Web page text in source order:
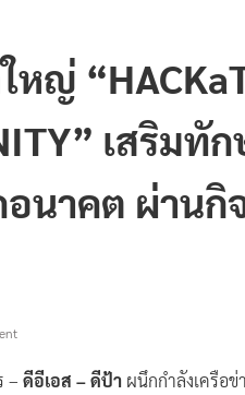
หญ่
เสริมทั
นาคต ผ่าน
– ดีอีเอส – ดีป้า ผนึกกำลังเครือ